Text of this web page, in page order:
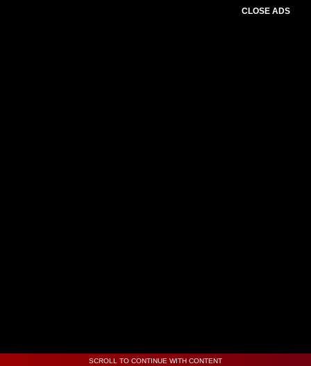
CLOSE ADS
SCROLL TO CONTINUE WITH CONTENT